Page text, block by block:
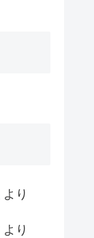
より
より